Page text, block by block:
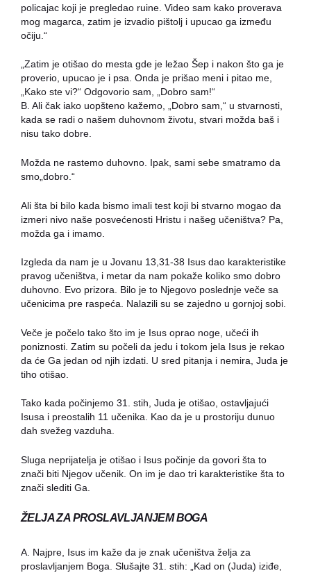
policajac koji je pregledao ruine. Video sam kako proverava
mog magarca, zatim je izvadio pištolj i upucao ga između
očiju.“
„Zatim je otišao do mesta gde je ležao Šep i nakon što ga je
proverio, upucao je i psa. Onda je prišao meni i pitao me,
„Kako ste vi?“ Odgovorio sam, „Dobro sam!“
B. Ali čak iako uopšteno kažemo, „Dobro sam,“ u stvarnosti,
kada se radi o našem duhovnom životu, stvari možda baš i
nisu tako dobre.
Možda ne rastemo duhovno. Ipak, sami sebe smatramo da
smo„dobro.“
Ali šta bi bilo kada bismo imali test koji bi stvarno mogao da
izmeri nivo naše posvećenosti Hristu i našeg učeništva? Pa,
možda ga i imamo.
Izgleda da nam je u Jovanu 13,31-38 Isus dao karakteristike
pravog učeništva, i metar da nam pokaže koliko smo dobro
duhovno. Evo prizora. Bilo je to Njegovo poslednje veče sa
učenicima pre raspeća. Nalazili su se zajedno u gornjoj sobi.
Veče je počelo tako što im je Isus oprao noge, učeći ih
poniznosti. Zatim su počeli da jedu i tokom jela Isus je rekao
da će Ga jedan od njih izdati. U sred pitanja i nemira, Juda je
tiho otišao.
Tako kada počinjemo 31. stih, Juda je otišao, ostavljajući
Isusa i preostalih 11 učenika. Kao da je u prostoriju dunuo
dah svežeg vazduha.
Sluga neprijatelja je otišao i Isus počinje da govori šta to
znači biti Njegov učenik. On im je dao tri karakteristike šta to
znači slediti Ga.
ŽELJA ZA PROSLAVLJANJEM BOGA
A. Najpre, Isus im kaže da je znak učeništva želja za
proslavljanjem Boga. Slušajte 31. stih: „Kad on (Juda) iziđe,